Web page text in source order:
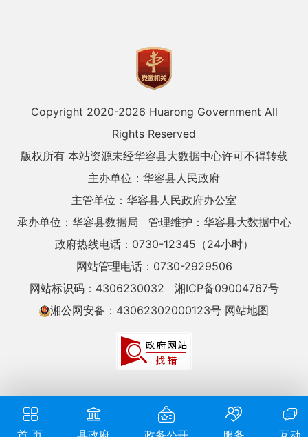
Copyright 2020-2026 Huarong Government All
Rights Reserved
版权所有 本站资源未经华容县大数据中心许可不得转载
主办单位：华容县人民政府
主管单位：华容县人民政府办公室
承办单位：华容县数据局
管理维护：华容县大数据中心
政府热线电话：0730-12345（24小时）
网站管理电话：0730-2929506
网站标识码：4306230032
湘ICP备09004767号
湘公网安备：43062302000123号 网站地图